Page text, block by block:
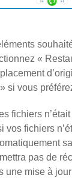
«
si vous
fichiers
vos fichiers
pas de
une mise à